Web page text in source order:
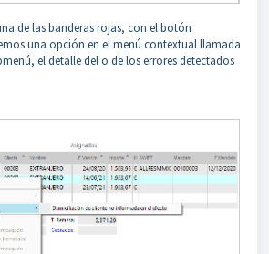
de las banderas rojas, con el botón
una opción en el menú contextual llamada
el detalle del o de los errores detectados